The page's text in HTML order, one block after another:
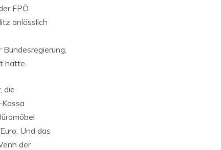
FPÖ
anlässlich
hatte.
die
Und das
der